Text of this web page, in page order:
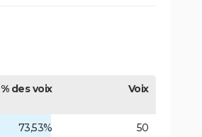
% des voix Voix
73,53% 50